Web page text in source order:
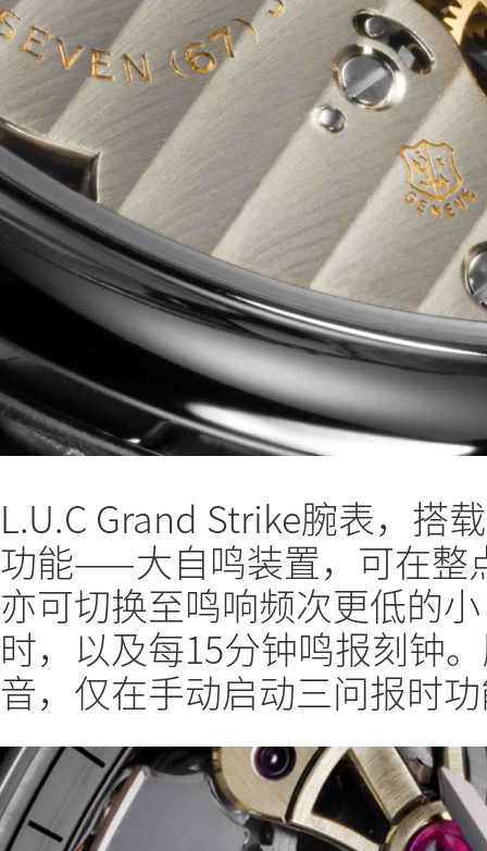
L.U.C Grand Strike腕表，搭
功能——大自鸣装置，可在整
亦可切换至鸣响频次更低的
时，以及每15分钟鸣报刻钟
音，仅在手动启动三问报时